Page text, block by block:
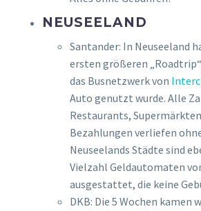
NEUSEELAND
Santander: In Neuseeland
ersten größeren
das Busnetzwerk von
Auto genutzt wurde. Alle
Restaurants,
Bezahlungen verliefen
Neuseelands Städte sind
Vielzahl Geldautomaten
ausgestattet, die keine
DKB: Die 5 Wochen kamen